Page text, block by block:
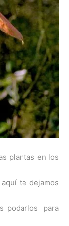
plantas en los
te dejamos
podarlos para